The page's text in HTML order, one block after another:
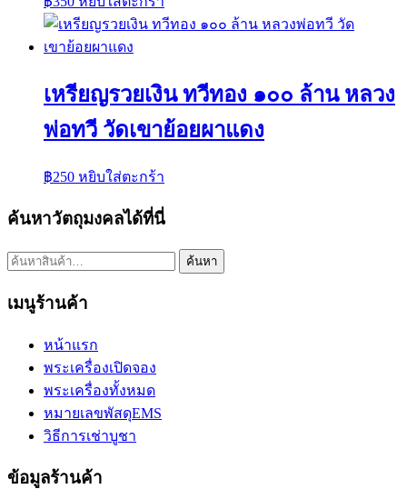
เหรียญรวยเงิน ทวีทอง ๑๐๐ ล้าน หลวง
พ่อทวี วัดเขาย้อยผาแดง
฿250 หยิบใส่ตะกร้า
ค้นหาวัตถุมงคลได้ที่นี่
ค้นหา: ค้นหา
เมนูร้านค้า
หน้าแรก
พระเครื่องเปิดจอง
พระเครื่องทั้งหมด
หมายเลขพัสดุEMS
วิธีการเช่าบูชา
ข้อมูลร้านค้า